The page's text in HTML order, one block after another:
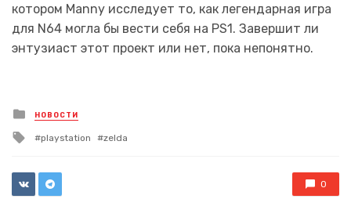
котором Manny исследует то, как легендарная игра
для N64 могла бы вести себя на PS1. Завершит ли
энтузиаст этот проект или нет, пока непонятно.
Posted
in
НОВОСТИ
Tagged
playstation zelda
0